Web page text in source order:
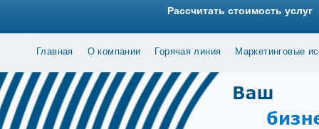
Рассчитать стоимость услуг
Главная О компании Горячая линия Маркетинговые